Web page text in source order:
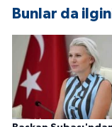
Bunlar da
YEREL
Yerel